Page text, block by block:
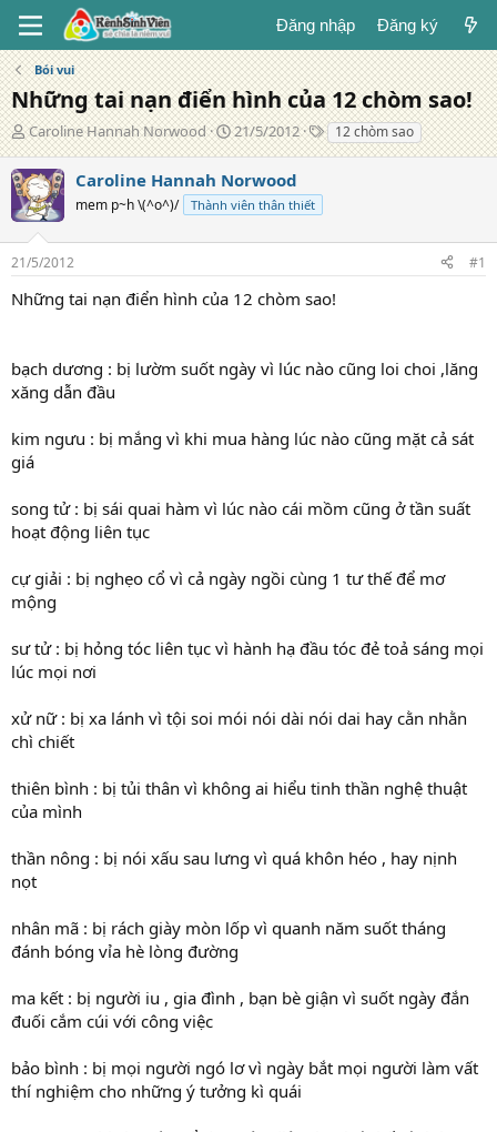
Đăng nhập Đăng ký
Bói vui
Những tai nạn điển hình của 12 chòm sao!
T
á
c
g
i
Caroline Hannah Norwood
N
g
y
đ
n
21/5/2012
T
ừ
12 chòm sao
Caroline Hannah Norwood
mem p~h \(^o^)/ Thành viên thân thiết
21/5/2012 #1
Những tai nạn điển hình của 12 chòm sao!
bạch dương : bị lườm suốt ngày vì lúc nào cũng loi choi ,lăng
xăng dẫn đầu
kim ngưu : bị mắng vì khi mua hàng lúc nào cũng mặt cả sát
giá
song tử : bị sái quai hàm vì lúc nào cái mồm cũng ở tần suất
hoạt động liên tục
cự giải : bị nghẹo cổ vì cả ngày ngồi cùng 1 tư thế để mơ
mộng
sư tử : bị hỏng tóc liên tục vì hành hạ đầu tóc đẻ toả sáng mọi
lúc mọi nơi
xử nữ : bị xa lánh vì tội soi mói nói dài nói dai hay cằn nhằn
chì chiết
thiên bình : bị tủi thân vì không ai hiểu tinh thần nghệ thuật
của mình
thần nông : bị nói xấu sau lưng vì quá khôn héo , hay nịnh
nọt
nhân mã : bị rách giày mòn lốp vì quanh năm suốt tháng
đánh bóng vỉa hè lòng đường
ma kết : bị người iu , gia đình , bạn bè giận vì suốt ngày đắn
đuối cắm cúi với công việc
bảo bình : bị mọi người ngó lơ vì ngày bắt mọi người làm vất
thí nghiệm cho những ý tưởng kì quái